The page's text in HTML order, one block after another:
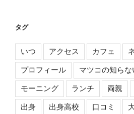
タグ
いつ アクセス カフェ
プロフィール マツコの知らな
モーニング ランチ 両親
出身 出身高校 口コミ